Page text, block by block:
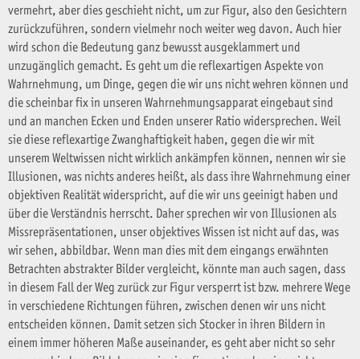
vermehrt, aber dies geschieht nicht, um zur Figur, also den Gesichtern
zurückzuführen, sondern vielmehr noch weiter weg davon. Auch hier
wird schon die Bedeutung ganz bewusst ausgeklammert und
unzugänglich gemacht. Es geht um die reflexartigen Aspekte von
Wahrnehmung, um Dinge, gegen die wir uns nicht wehren können und
die scheinbar fix in unseren Wahrnehmungsapparat eingebaut sind
und an manchen Ecken und Enden unserer Ratio widersprechen. Weil
sie diese reflexartige Zwanghaftigkeit haben, gegen die wir mit
unserem Weltwissen nicht wirklich ankämpfen können, nennen wir sie
Illusionen, was nichts anderes heißt, als dass ihre Wahrnehmung einer
objektiven Realität widerspricht, auf die wir uns geeinigt haben und
über die Verständnis herrscht. Daher sprechen wir von Illusionen als
Missrepräsentationen, unser objektives Wissen ist nicht auf das, was
wir sehen, abbildbar. Wenn man dies mit dem eingangs erwähnten
Betrachten abstrakter Bilder vergleicht, könnte man auch sagen, dass
in diesem Fall der Weg zurück zur Figur versperrt ist bzw. mehrere Wege
in verschiedene Richtungen führen, zwischen denen wir uns nicht
entscheiden können. Damit setzen sich Stocker in ihren Bildern in
einem immer höheren Maße auseinander, es geht aber nicht so sehr